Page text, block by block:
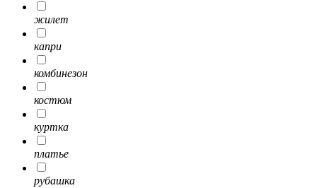
жилет
капри
комбинезон
костюм
куртка
платье
рубашка